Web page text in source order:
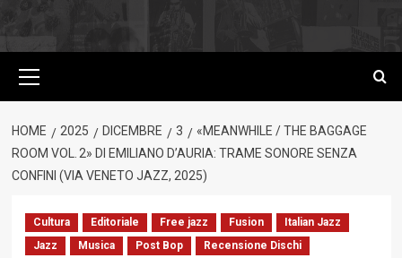
principale
HOME 2025 DICEMBRE 3
«MEANWHILE / THE BAGGAGE
ROOM VOL. 2» DI EMILIANO D’AURIA: TRAME SONORE SENZA
CONFINI (VIA VENETO JAZZ, 2025)
Cultura Editoriale Free jazz Fusion
Italian Jazz
Jazz
Musica Post Bop Recensione Dischi